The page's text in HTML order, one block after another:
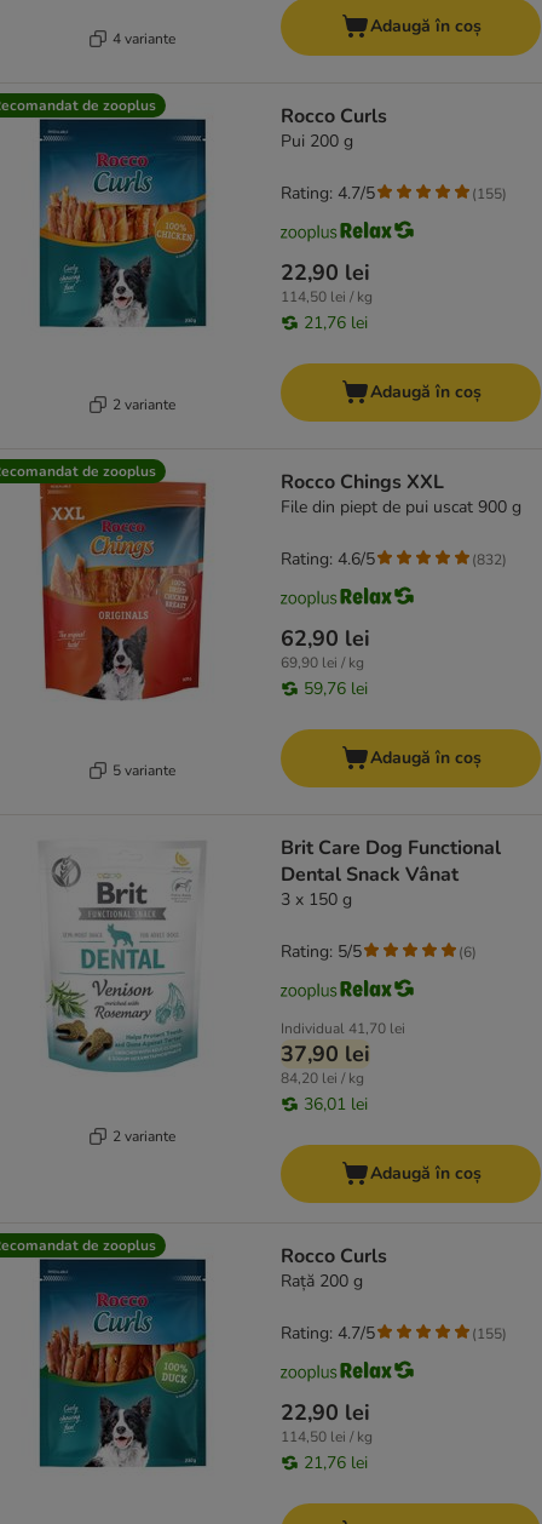
4 variante
Adaugă în coș
de zooplus
2 variante
Rocco Curls
Pui 200 g
22,90 lei
114,50 lei / kg
21,76 lei
Rating: 4.7/5 (155)
Adaugă în coș
de zooplus
5 variante
Rocco Chings XXL
File din piept de pui uscat 900 g
62,90 lei
69,90 lei / kg
59,76 lei
Rating: 4.6/5 (832)
Adaugă în coș
2 variante
Brit Care Dog Functional
Dental Snack Vânat
3 x 150 g
Individual41,70 lei
37,90 lei
84,20 lei / kg
36,01 lei
Rating: 5/5 (6)
Adaugă în coș
de zooplus Rocco Curls
Rață 200 g
22,90 lei
114,50 lei / kg
21,76 lei
Rating: 4.7/5 (155)